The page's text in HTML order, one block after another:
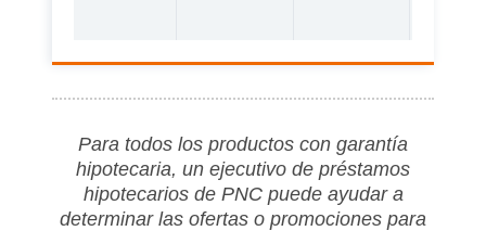
Para todos los productos con garantía
hipotecaria, un ejecutivo de préstamos
hipotecarios de PNC puede ayudar a
determinar las ofertas o promociones para